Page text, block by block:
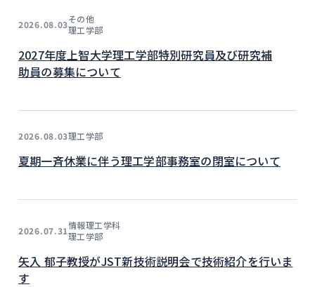
2026.08.03その他
理工学部
2027年度上智大学理工学部特別研究員及び研究補
助員の募集について
2026.08.03理工学部
夏期一斉休業に伴う理工学部事務室の閉室について
2026.07.31情報理工学科
理工学部
矢入 郁子教授がJST新技術説明会で技術紹介を行いま
す